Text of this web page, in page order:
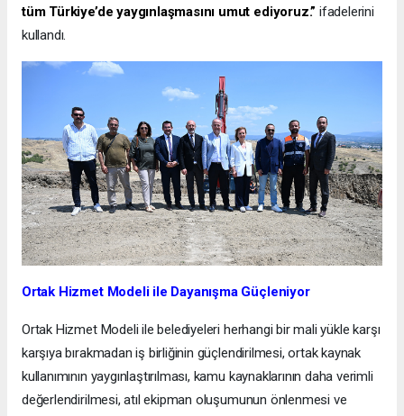
tüm Türkiye’de yaygınlaşmasını umut ediyoruz.” ifadelerini
kullandı.
Ortak Hizmet Modeli ile Dayanışma Güçleniyor
Ortak Hizmet Modeli ile belediyeleri herhangi bir mali yükle karşı
karşıya bırakmadan iş birliğinin güçlendirilmesi, ortak kaynak
kullanımının yaygınlaştırılması, kamu kaynaklarının daha verimli
değerlendirilmesi, atıl ekipman oluşumunun önlenmesi ve